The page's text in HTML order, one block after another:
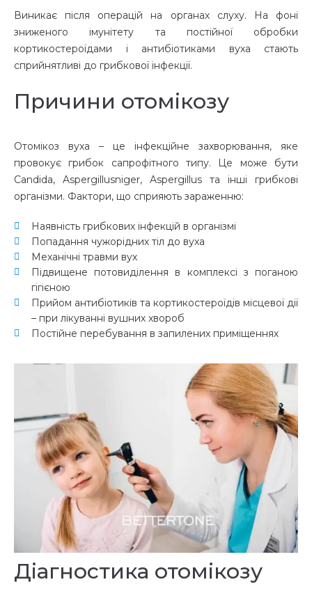
Виникає після операцій на органах слуху. На фоні
зниженого імунітету та постійної обробки
кортикостероїдами і антибіотиками вуха стають
сприйнятливі до грибкової інфекції.
Причини отомікозу
Отомікоз вуха – це інфекційне захворювання, яке
провокує грибок сапрофітного типу. Це може бути
Candida, Aspergillusniger, Aspergillus та інші грибкові
організми. Фактори, що сприяють зараженню:
Наявність грибкових інфекцій в організмі
Попадання чужорідних тіл до вуха
Механічні травми вух
Підвищене потовиділення в комплексі з поганою
гігієною
Прийом антибіотиків та кортикостероїдів місцевої дії
– при лікуванні вушних хвороб
Постійне перебування в запилених приміщеннях
Діагностика отомікозу